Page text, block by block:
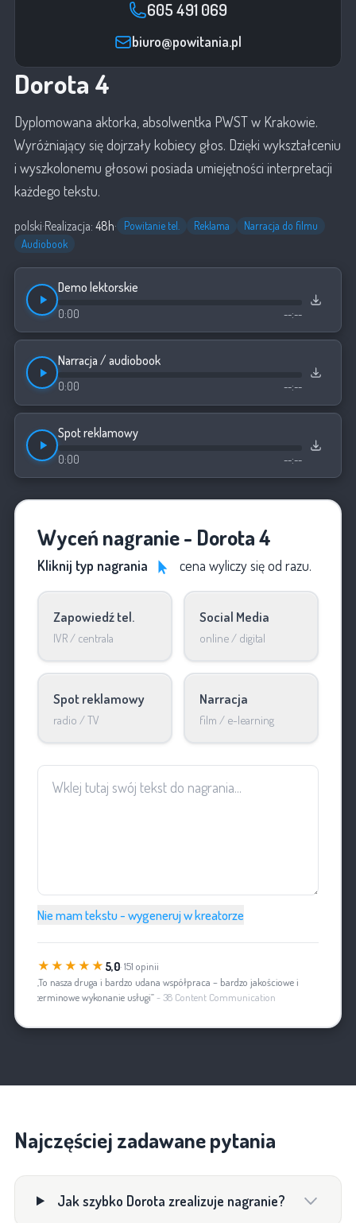
605 491 069
biuro@powitania.pl
Dorota 4
Dyplomowana aktorka, absolwentka PWST w Krakowie.
Wyróżniający się dojrzały kobiecy głos. Dzięki wykształceniu
i wyszkolonemu głosowi posiada umiejętności interpretacji
każdego tekstu.
polski·Realizacja: 48h· Powitanie tel. Reklama
Narracja do filmu
Audiobook
Demo lektorskie
0:00 --:--
Narracja / audiobook
0:00 --:--
Spot reklamowy
0:00 --:--
Wyceń nagranie - Dorota 4
Kliknij typ nagrania cena wyliczy się od razu.
Zapowiedź tel.
IVR / centrala
Social Media
online / digital
Spot reklamowy
radio / TV
Narracja
film / e-learning
Nie mam tekstu - wygeneruj w kreatorze
★★★★★ 5,0· 151 opinii
„To nasza druga i bardzo udana współpraca – bardzo jakościowe i
terminowe wykonanie usługi”- 38 Content Communication
Najczęściej zadawane pytania
Jak szybko Dorota zrealizuje nagranie?